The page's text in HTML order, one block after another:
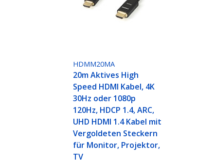
HDMM20MA
20m Aktives High
Speed HDMI Kabel, 4K
30Hz oder 1080p
120Hz, HDCP 1.4, ARC,
UHD HDMI 1.4 Kabel mit
Vergoldeten Steckern
für Monitor, Projektor,
TV